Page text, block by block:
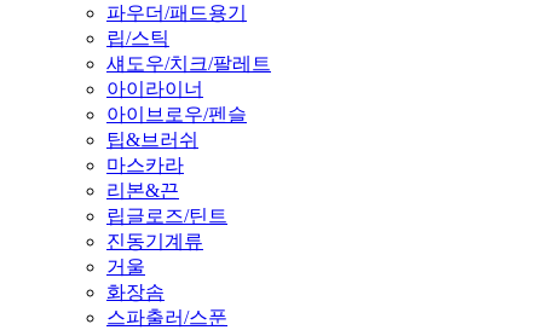
파우더/패드용기
립/스틱
섀도우/치크/팔레트
아이라이너
아이브로우/펜슬
팁&브러쉬
마스카라
리본&끈
립글로즈/틴트
진동기계류
거울
화장솜
스파출러/스푼